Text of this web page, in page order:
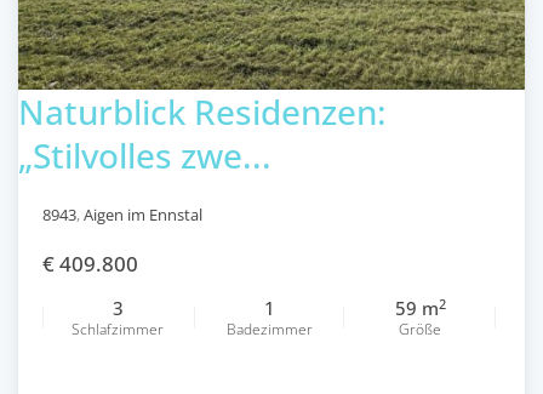
Naturblick Residenzen:
„Stilvolles zwe...
8943,Aigen im Ennstal
€ 409.800
3
Schlafzimmer
1
Badezimmer
59 m2
Größe